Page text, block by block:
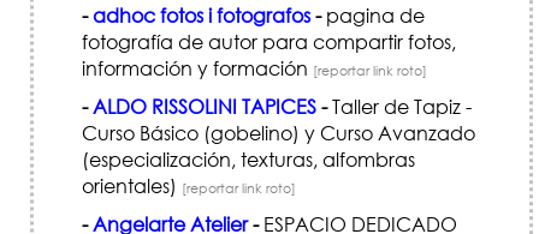
-adhoc fotos i fotografos-pagina de
fotografía de autor para compartir fotos,
información y formación [reportar link roto]
-ALDO RISSOLINI TAPICES-Taller de Tapiz -
Curso Básico (gobelino) y Curso Avanzado
(especialización, texturas, alfombras
orientales) [reportar link roto]
-Angelarte Atelier-ESPACIO DEDICADO